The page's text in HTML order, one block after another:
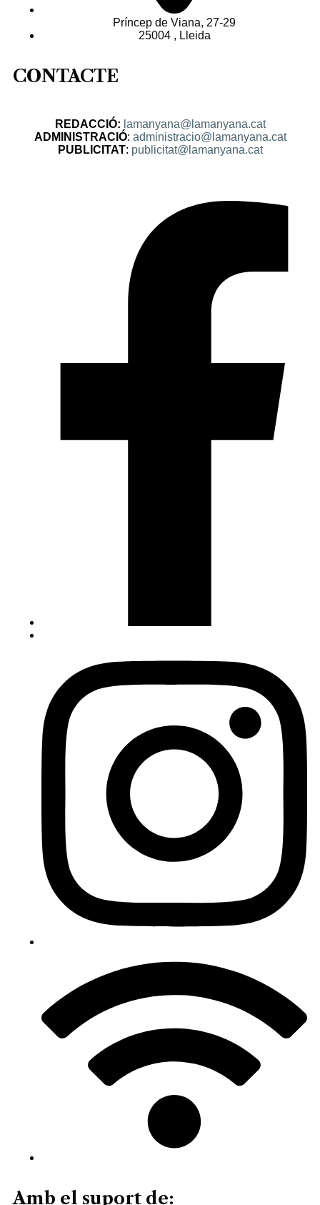
Príncep de Viana, 27-29
25004 , Lleida
CONTACTE
REDACCIÓ: lamanyana@lamanyana.cat
ADMINISTRACIÓ: administracio@lamanyana.cat
PUBLICITAT: publicitat@lamanyana.cat
Amb el suport de: